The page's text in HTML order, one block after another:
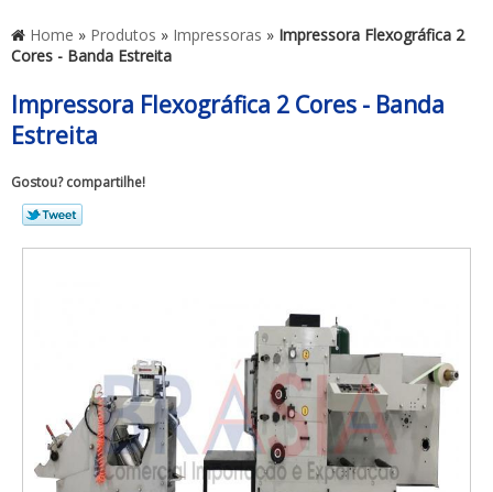
Home » Produtos » Impressoras » Impressora Flexográfica 2
Cores - Banda Estreita
Impressora Flexográfica 2 Cores - Banda
Estreita
Gostou? compartilhe!